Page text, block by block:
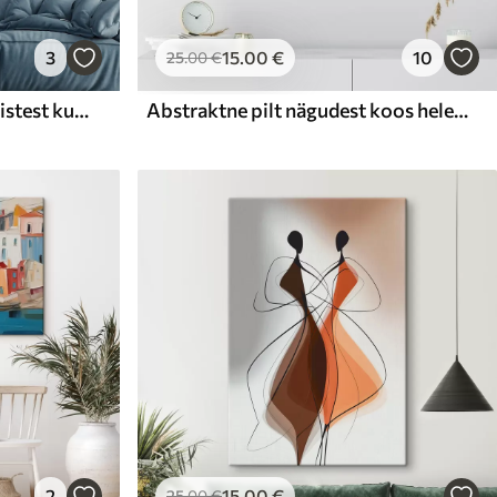
3
Abstraktsioon geomeetrilistest kujunditest
25.00€15.00 € 10
Abstraktne pilt nägudest koos heledate geomeetriliste kujunditega